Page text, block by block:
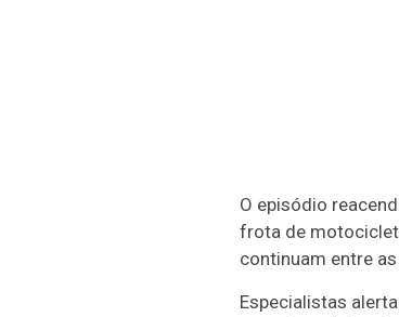
O episódio
frota de
continuam entre
Especialistas